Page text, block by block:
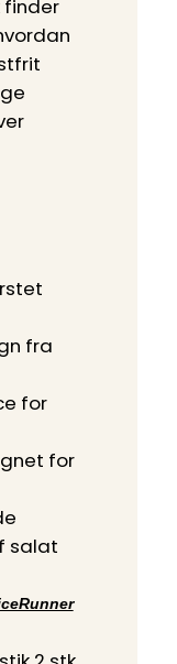
finder
fra
for
for
salat